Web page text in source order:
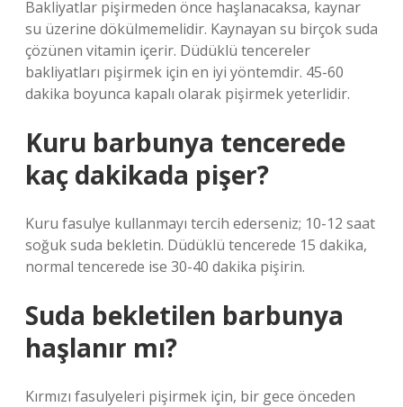
Bakliyatlar pişirmeden önce haşlanacaksa, kaynar
su üzerine dökülmemelidir. Kaynayan su birçok suda
çözünen vitamin içerir. Düdüklü tencereler
bakliyatları pişirmek için en iyi yöntemdir. 45-60
dakika boyunca kapalı olarak pişirmek yeterlidir.
Kuru barbunya tencerede
kaç dakikada pişer?
Kuru fasulye kullanmayı tercih ederseniz; 10-12 saat
soğuk suda bekletin. Düdüklü tencerede 15 dakika,
normal tencerede ise 30-40 dakika pişirin.
Suda bekletilen barbunya
haşlanır mı?
Kırmızı fasulyeleri pişirmek için, bir gece önceden